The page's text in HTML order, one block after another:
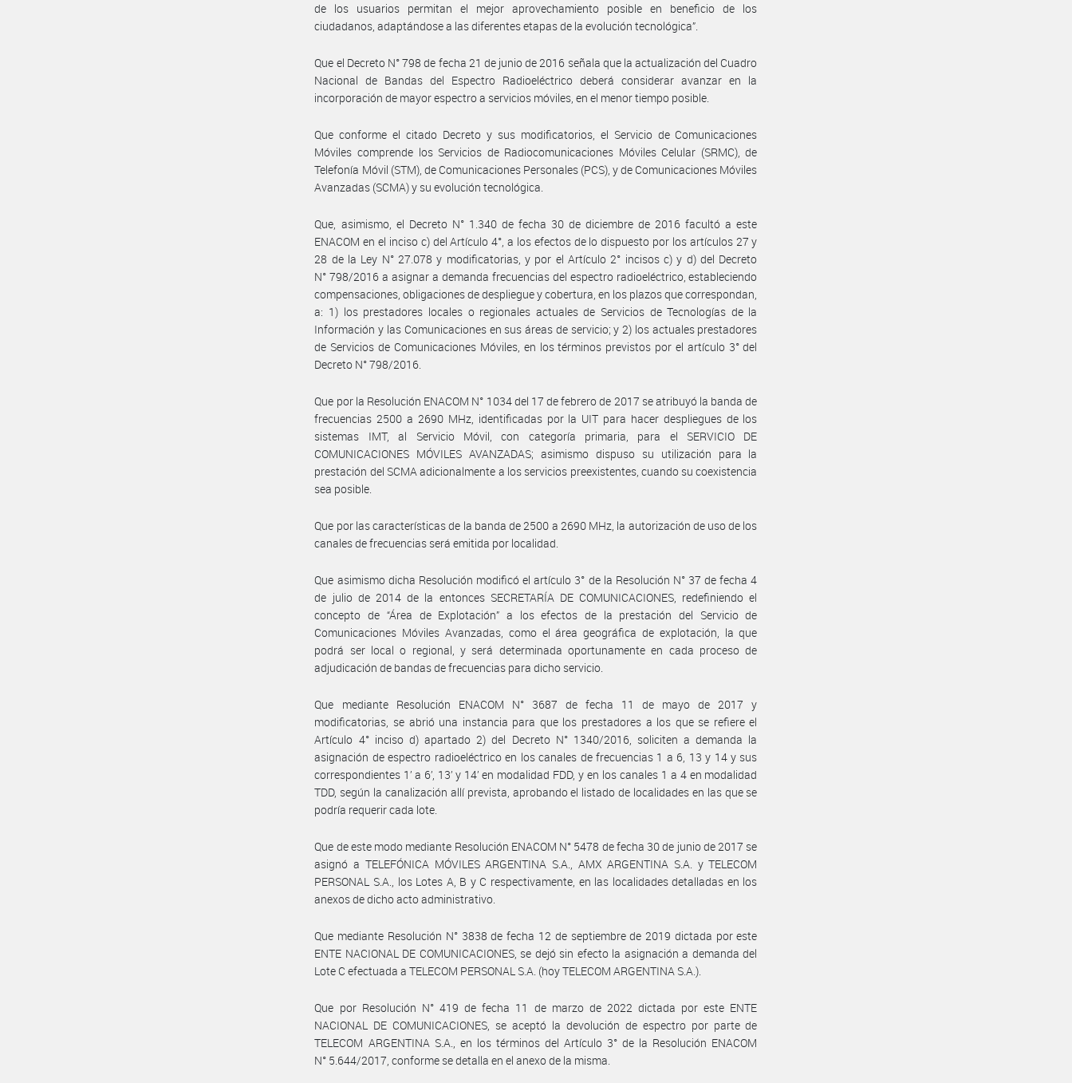
de los usuarios permitan el mejor aprovechamiento posible en beneficio de los
ciudadanos, adaptándose a las diferentes etapas de la evolución tecnológica”.
Que el Decreto N° 798 de fecha 21 de junio de 2016 señala que la actualización del Cuadro
Nacional de Bandas del Espectro Radioeléctrico deberá considerar avanzar en la
incorporación de mayor espectro a servicios móviles, en el menor tiempo posible.
Que conforme el citado Decreto y sus modificatorios, el Servicio de Comunicaciones
Móviles comprende los Servicios de Radiocomunicaciones Móviles Celular (SRMC), de
Telefonía Móvil (STM), de Comunicaciones Personales (PCS), y de Comunicaciones Móviles
Avanzadas (SCMA) y su evolución tecnológica.
Que, asimismo, el Decreto N° 1.340 de fecha 30 de diciembre de 2016 facultó a este
ENACOM en el inciso c) del Artículo 4°, a los efectos de lo dispuesto por los artículos 27 y
28 de la Ley N° 27.078 y modificatorias, y por el Artículo 2° incisos c) y d) del Decreto
N° 798/2016 a asignar a demanda frecuencias del espectro radioeléctrico, estableciendo
compensaciones, obligaciones de despliegue y cobertura, en los plazos que correspondan,
a: 1) los prestadores locales o regionales actuales de Servicios de Tecnologías de la
Información y las Comunicaciones en sus áreas de servicio; y 2) los actuales prestadores
de Servicios de Comunicaciones Móviles, en los términos previstos por el artículo 3° del
Decreto N° 798/2016.
Que por la Resolución ENACOM N° 1034 del 17 de febrero de 2017 se atribuyó la banda de
frecuencias 2500 a 2690 MHz, identificadas por la UIT para hacer despliegues de los
sistemas IMT, al Servicio Móvil, con categoría primaria, para el SERVICIO DE
COMUNICACIONES MÓVILES AVANZADAS; asimismo dispuso su utilización para la
prestación del SCMA adicionalmente a los servicios preexistentes, cuando su coexistencia
sea posible.
Que por las características de la banda de 2500 a 2690 MHz, la autorización de uso de los
canales de frecuencias será emitida por localidad.
Que asimismo dicha Resolución modificó el artículo 3° de la Resolución N° 37 de fecha 4
de julio de 2014 de la entonces SECRETARÍA DE COMUNICACIONES, redefiniendo el
concepto de “Área de Explotación” a los efectos de la prestación del Servicio de
Comunicaciones Móviles Avanzadas, como el área geográfica de explotación, la que
podrá ser local o regional, y será determinada oportunamente en cada proceso de
adjudicación de bandas de frecuencias para dicho servicio.
Que mediante Resolución ENACOM N° 3687 de fecha 11 de mayo de 2017 y
modificatorias, se abrió una instancia para que los prestadores a los que se refiere el
Artículo 4° inciso d) apartado 2) del Decreto N° 1340/2016, soliciten a demanda la
asignación de espectro radioeléctrico en los canales de frecuencias 1 a 6, 13 y 14 y sus
correspondientes 1’ a 6’, 13’ y 14’ en modalidad FDD, y en los canales 1 a 4 en modalidad
TDD, según la canalización allí prevista, aprobando el listado de localidades en las que se
podría requerir cada lote.
Que de este modo mediante Resolución ENACOM N° 5478 de fecha 30 de junio de 2017 se
asignó a TELEFÓNICA MÓVILES ARGENTINA S.A., AMX ARGENTINA S.A. y TELECOM
PERSONAL S.A., los Lotes A, B y C respectivamente, en las localidades detalladas en los
anexos de dicho acto administrativo.
Que mediante Resolución N° 3838 de fecha 12 de septiembre de 2019 dictada por este
ENTE NACIONAL DE COMUNICACIONES, se dejó sin efecto la asignación a demanda del
Lote C efectuada a TELECOM PERSONAL S.A. (hoy TELECOM ARGENTINA S.A.).
Que por Resolución N° 419 de fecha 11 de marzo de 2022 dictada por este ENTE
NACIONAL DE COMUNICACIONES, se aceptó la devolución de espectro por parte de
TELECOM ARGENTINA S.A., en los términos del Artículo 3° de la Resolución ENACOM
N° 5.644/2017, conforme se detalla en el anexo de la misma.